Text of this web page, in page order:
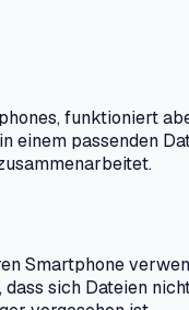
funktioniert
einem passenden
Smartphone
sich Dateien